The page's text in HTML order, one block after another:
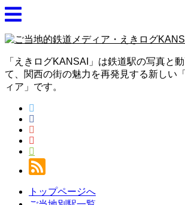
「えきログKANSAI」は鉄道駅の写真と
て、関西の街の魅力を再発見する新しい
ィア」です。
トップページへ